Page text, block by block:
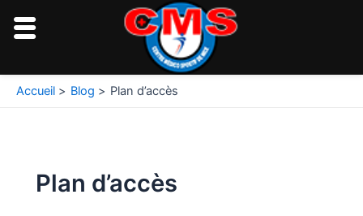
Accueil Blog Plan d’accès
Plan d’accès